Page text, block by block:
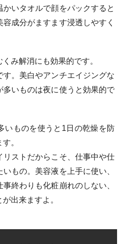
いタオルで顔をパックすると
成分がますます浸透しやすく
み解消にも効果的です。
。美白やアンチエイジングな
多いものは夜に使うと効果的で
いものを使うと1日の乾燥を防
。
リストだからこそ、仕事中や仕
もの。美容液を上手に使い、
終わりも化粧崩れのしない、
出来ますよ。